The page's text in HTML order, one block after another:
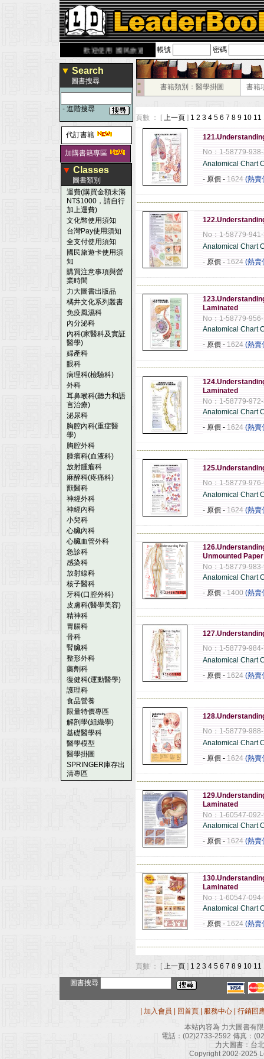
歡迎使用 國民旅遊卡！！ 帳號 密碼
▼ Search
圖書搜尋
- 進階搜尋
代訂書籍
加購書籍專區
▼ Classes
圖書類別
運費(購買金額未滿
NT$1000，請自行
加上運費)
文化幣使用須知
台灣Pay使用須知
全支付使用須知
國民旅遊卡使用須
知
購買注意事項與營
業時間
力大圖書出版品
橘井文化系列叢書
免疫風濕科
內分泌科
內科(家醫科及實証
醫學)
婦產科
眼科
病理科(檢驗科)
外科
耳鼻喉科(聽力和語
言治療)
泌尿科
胸腔內科(重症醫
學)
胸腔外科
腫瘤科(血液科)
放射腫瘤科
麻醉科(疼痛科)
獸醫科
神經外科
神經內科
小兒科
心臟內科
心臟血管外科
急診科
感染科
放射線科
核子醫科
牙科(口腔外科)
皮膚科(醫學美容)
精神科
胃腸科
骨科
腎臟科
整形外科
藥劑科
復健科(運動醫學)
護理科
食品營養
限量特價專區
解剖學(組織學)
基礎醫學科
醫學模型
醫學掛圖
SPRINGER庫存出
清專區
■
■
書籍類別：醫學掛圖 書籍
頁數 ： [ 上一頁 ] 1 2 3 4 5 6 7 8 9 10 11
No：1-58779-
Anatomical Chart
- 原價 - 1624 (熱賣
No：1-58779-
Anatomical Chart
- 原價 - 1624 (熱賣
Laminated
No：1-58779-
Anatomical Chart
- 原價 - 1624 (熱賣
Laminated
No：1-58779-
Anatomical Chart
- 原價 - 1624 (熱賣
No：1-58779-
Anatomical Chart
- 原價 - 1624 (熱賣
Unmounted
No：1-58779-
Anatomical Chart
- 原價 - 1400 (熱賣
No：1-58779-
Anatomical Chart
- 原價 - 1624 (熱賣
No：1-58779-
Anatomical Chart
- 原價 - 1624 (熱賣
Laminated
No：1-60547-
Anatomical Chart
- 原價 - 1624 (熱賣
Laminated
No：1-60547-
Anatomical Chart
- 原價 - 1624 (熱賣
頁數 ： [ 上一頁 ] 1 2 3 4 5 6 7 8 9 10 11
圖書搜尋
加入會員 回首頁 服務中心
行銷回
本站內容為 力大圖書有
電話： (02)2733-2592 傳真：
力大圖書：台
Copyright 2002-2025